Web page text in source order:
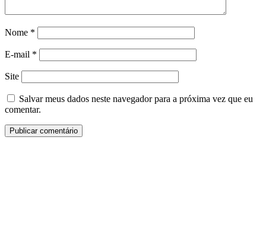
Nome *
E-mail *
Site
Salvar meus dados neste navegador para a próxima vez que eu
comentar.